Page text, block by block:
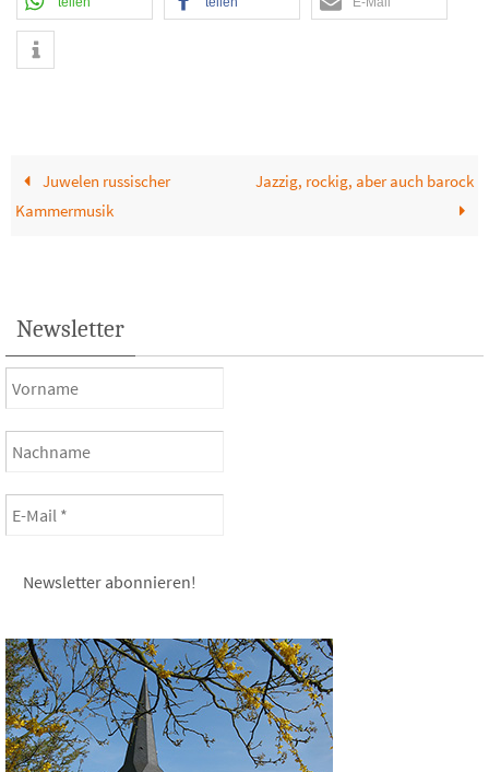
Juwelen russischer
Kammermusik
Jazzig, rockig, aber auch barock
Newsletter